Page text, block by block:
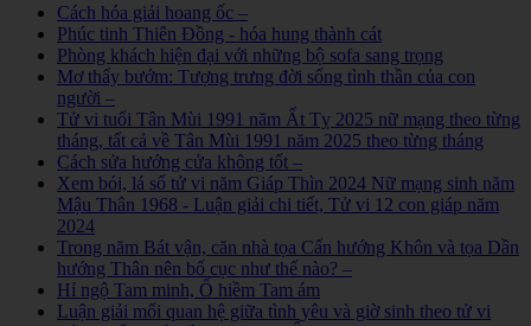
Cách hóa giải hoang ốc –
Phúc tinh Thiên Đồng - hóa hung thành cát
Phòng khách hiện đại với những bộ sofa sang trọng
Mơ thấy bướm: Tượng trưng đời sống tình thần của con
người –
Tử vi tuổi Tân Mùi 1991 năm Ất Tỵ 2025 nữ mạng theo từng
tháng, tất cả về Tân Mùi 1991 năm 2025 theo từng tháng
Cách sửa hướng cửa không tốt –
Xem bói, lá số tử vi năm Giáp Thìn 2024 Nữ mạng sinh năm
Mậu Thân 1968 - Luận giải chi tiết, Tử vi 12 con giáp năm
2024
Trong năm Bát vận, căn nhà tọa Cấn hướng Khôn và tọa Dần
hướng Thân nên bố cục như thế nào? –
Hỉ ngộ Tam minh, Ố hiềm Tam ám
Luận giải mối quan hệ giữa tình yêu và giờ sinh theo tử vi